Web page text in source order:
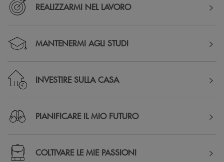
REALIZZARMI NEL LAVORO
MANTENERMI AGLI STUDI
INVESTIRE SULLA CASA
PIANIFICARE IL MIO FUTURO
COLTIVARE LE MIE PASSIONI